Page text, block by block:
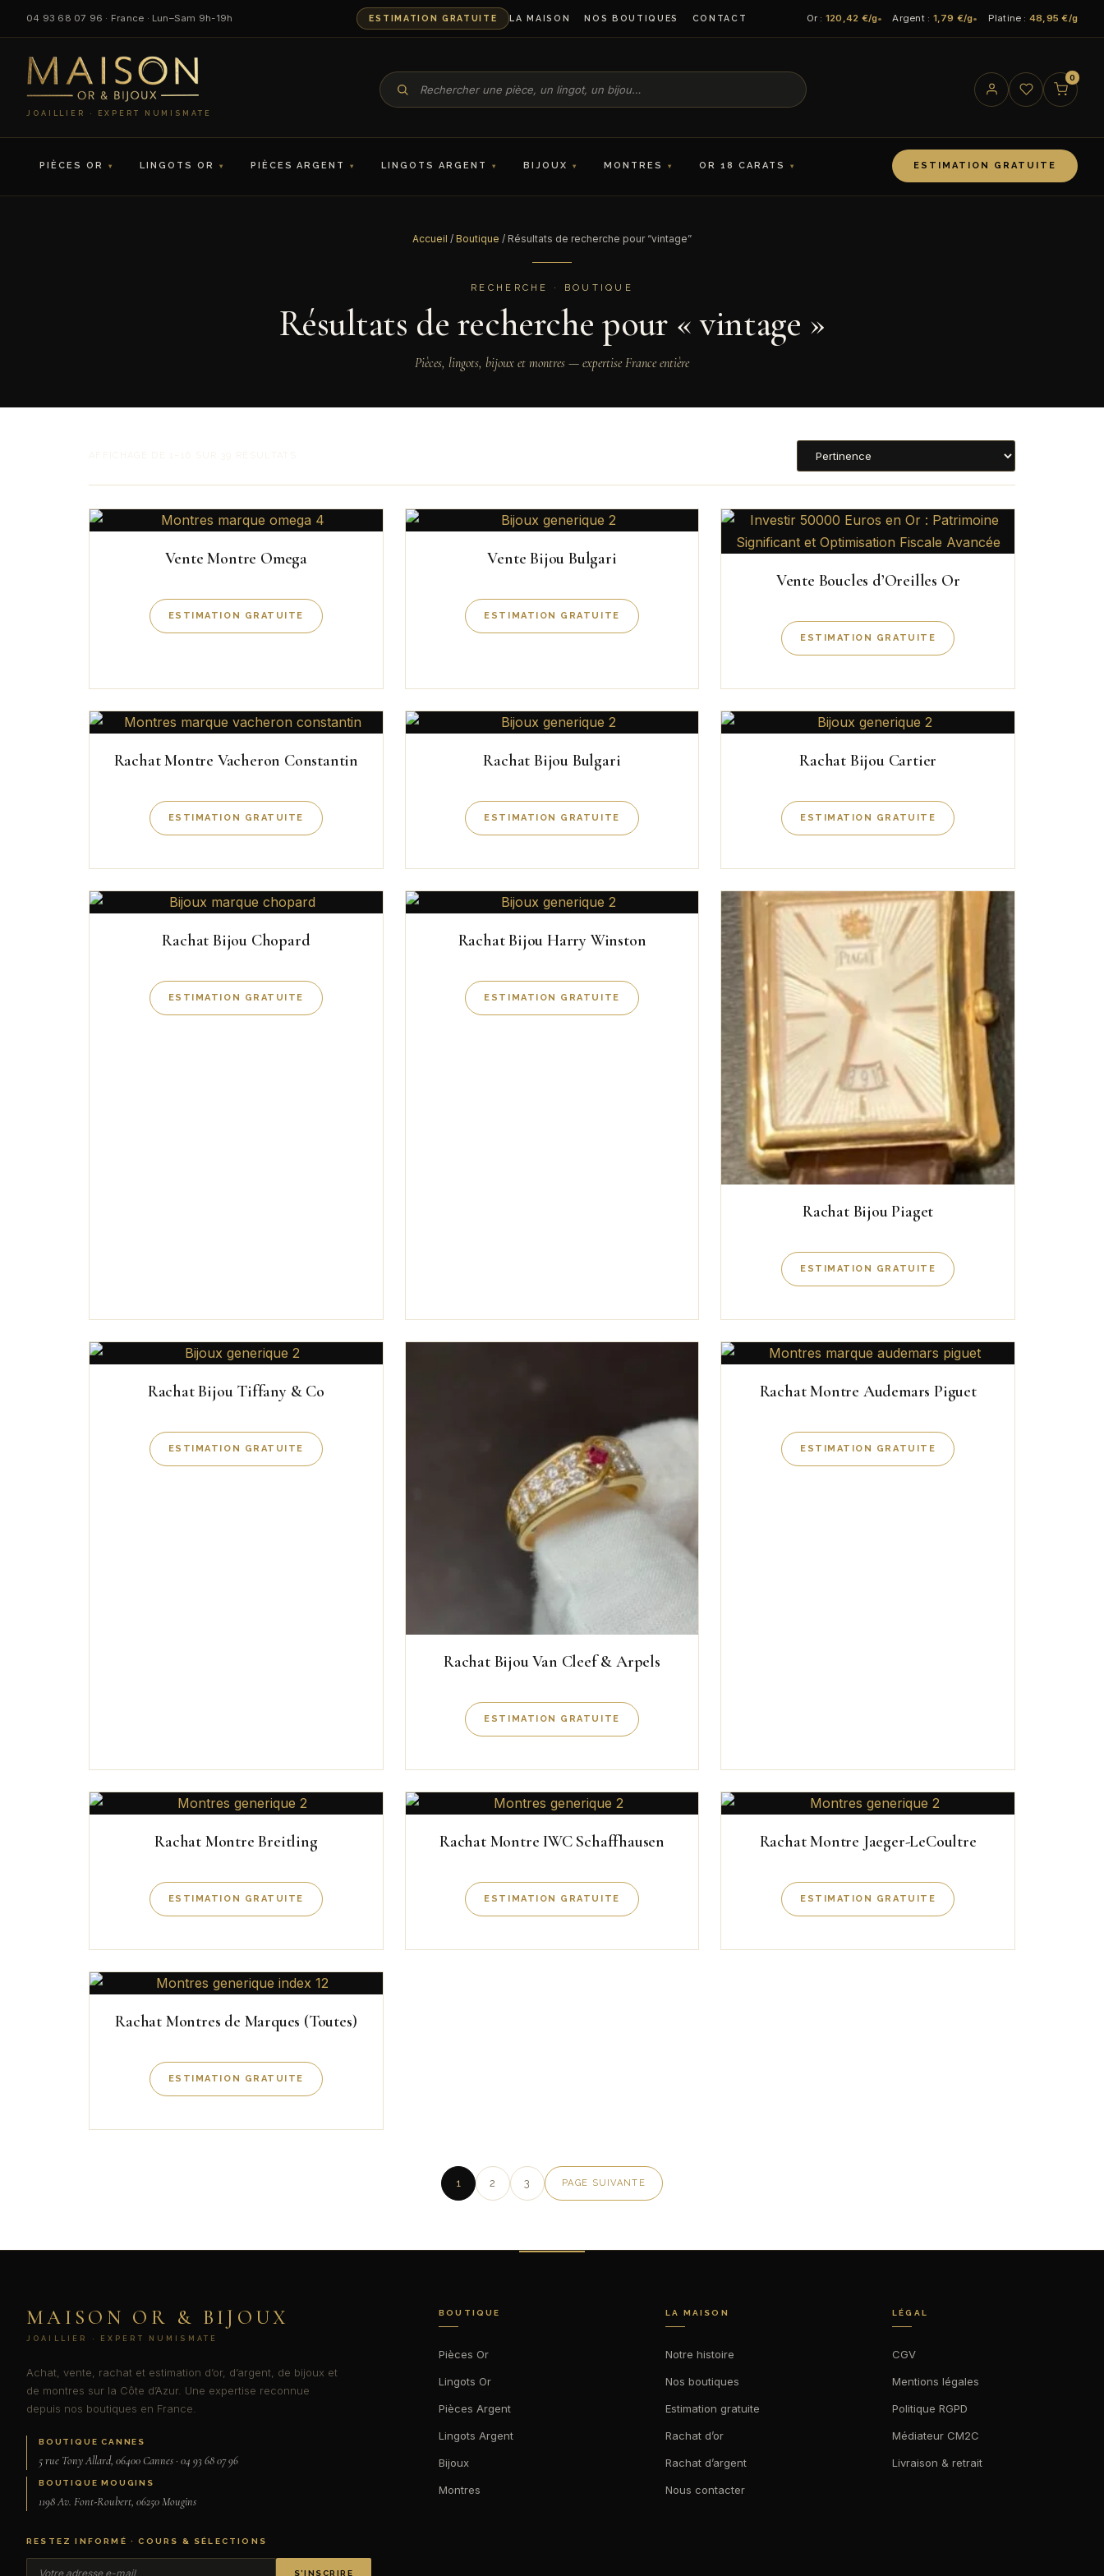
contenu
04 93 68 07 96 · France · Lun–Sam 9h-19h ESTIMATION GRATUITE LA MAISON NOS BOUTIQUES CONTACT Or : 120,42 €/g Argent : 1,79 €/g Platine : 48,95 €/g
JOAILLIER · EXPERT NUMISMATE
0
PIÈCES OR LINGOTS OR PIÈCES ARGENT LINGOTS ARGENT BIJOUX MONTRES OR 18 CARATS ESTIMATION GRATUITE
Accueil / Boutique / Résultats de recherche pour “vintage”
RECHERCHE · BOUTIQUE
Résultats de recherche pour « vintage »
Pièces, lingots, bijoux et montres — expertise France entière
Vente Montre Omega
ESTIMATION GRATUITE
Vente Bijou Bulgari
ESTIMATION GRATUITE
Vente Boucles d’Oreilles Or
ESTIMATION GRATUITE
Rachat Montre Vacheron Constantin
ESTIMATION GRATUITE
Rachat Bijou Bulgari
ESTIMATION GRATUITE
Rachat Bijou Cartier
ESTIMATION GRATUITE
Rachat Bijou Chopard
ESTIMATION GRATUITE
Rachat Bijou Harry Winston
ESTIMATION GRATUITE
Rachat Bijou Piaget
ESTIMATION GRATUITE
Rachat Bijou Tiffany & Co
ESTIMATION GRATUITE
Rachat Bijou Van Cleef & Arpels
ESTIMATION GRATUITE
Rachat Montre Audemars Piguet
ESTIMATION GRATUITE
Rachat Montre Breitling
ESTIMATION GRATUITE
Rachat Montre IWC Schaffhausen
ESTIMATION GRATUITE
Rachat Montre Jaeger-LeCoultre
ESTIMATION GRATUITE
Rachat Montres de Marques (Toutes)
ESTIMATION GRATUITE
1 2 3 PAGE SUIVANTE
MAISON OR & BIJOUX
JOAILLIER · EXPERT NUMISMATE
Achat, vente, rachat et estimation d’or, d’argent, de bijoux et
de montres sur la Côte d’Azur. Une expertise reconnue
depuis nos boutiques en France.
BOUTIQUE CANNES
5 rue Tony Allard, 06400 Cannes · 04 93 68 07 96
BOUTIQUE MOUGINS
1198 Av. Font-Roubert, 06250 Mougins
RESTEZ INFORMÉ · COURS & SÉLECTIONS
S’INSCRIRE
BOUTIQUE
Pièces Or
Lingots Or
Pièces Argent
Lingots Argent
Bijoux
Montres
LA MAISON
Notre histoire
Nos boutiques
Estimation gratuite
Rachat d’or
Rachat d’argent
Nous contacter
LÉGAL
CGV
Mentions légales
Politique RGPD
Médiateur CM2C
Livraison & retrait